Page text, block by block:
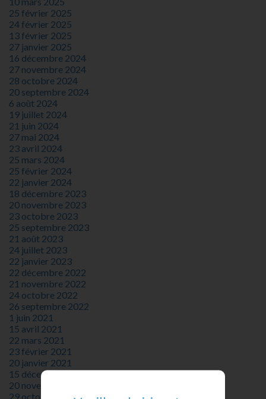
25 février 2025
24 février 2025
13 février 2025
27 janvier 2025
16 décembre 2024
27 novembre 2024
28 octobre 2024
20 septembre 2024
6 août 2024
19 juillet 2024
21 juin 2024
27 mai 2024
23 avril 2024
25 mars 2024
25 février 2024
22 janvier 2024
18 décembre 2023
20 novembre 2023
23 octobre 2023
25 septembre 2023
21 août 2023
24 juillet 2023
22 janvier 2023
22 décembre 2022
21 novembre 2022
24 octobre 2022
26 septembre 2022
1 juin 2021
15 avril 2021
22 mars 2021
23 février 2021
20 janvier 2021
15 décembre 2020
20 novembre 2020
29 octobre 2020